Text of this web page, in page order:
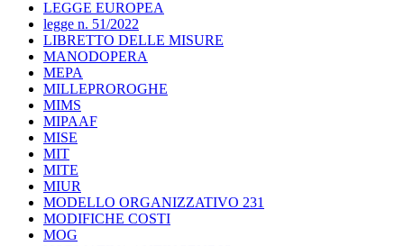
LEGGE EUROPEA
legge n. 51/2022
LIBRETTO DELLE MISURE
MANODOPERA
MEPA
MILLEPROROGHE
MIMS
MIPAAF
MISE
MIT
MITE
MIUR
MODELLO ORGANIZZATIVO 231
MODIFICHE COSTI
MOG